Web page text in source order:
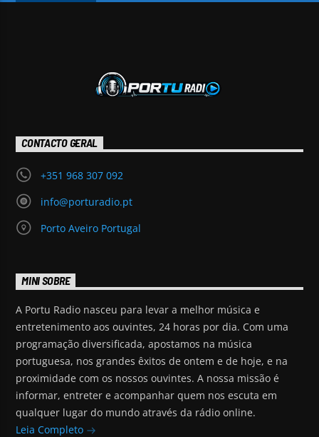
CONTACTO GERAL
+351 968 307 092
info@porturadio.pt
Porto Aveiro Portugal
MINI SOBRE
A Portu Radio nasceu para levar a melhor música e
entretenimento aos ouvintes, 24 horas por dia. Com uma
programação diversificada, apostamos na música
portuguesa, nos grandes êxitos de ontem e de hoje, e na
proximidade com os nossos ouvintes. A nossa missão é
informar, entreter e acompanhar quem nos escuta em
qualquer lugar do mundo através da rádio online.
Leia Completo